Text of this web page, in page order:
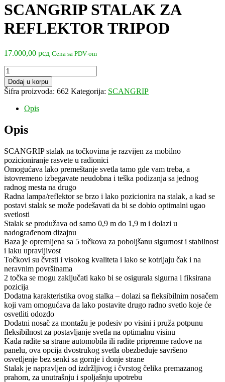
SCANGRIP STALAK ZA
REFLEKTOR TRIPOD
17.000,00 рсд Cena sa PDV-om
SCANGRIP
STALAK
ZA
REFLEKTOR
TRIPOD
količina
Dodaj u korpu
Šifra proizvoda: 662 Kategorija: SCANGRIP
Opis
Opis
SCANGRIP stalak na točkovima je razvijen za mobilno
pozicioniranje rasvete u radionici
Omogućava lako premeštanje svetla tamo gde vam treba, a
istovremeno izbegavate neudobna i teška podizanja sa jednog
radnog mesta na drugo
Radna lampa/reflektor se brzo i lako pozicionira na stalak, a kad se
postavi stalak se može podešavati da bi se dobio optimalni ugao
svetlosti
Stalak se produžava od samo 0,9 m do 1,9 m i dolazi u
nadograđenom dizajnu
Baza je opremljena sa 5 točkova za poboljšanu sigurnost i stabilnost
i laku upravljivost
Točkovi su čvrsti i visokog kvaliteta i lako se kotrljaju čak i na
neravnim površinama
2 točka se mogu zaključati kako bi se osigurala sigurna i fiksirana
pozicija
Dodatna karakteristika ovog stalka – dolazi sa fleksibilnim nosačem
koji vam omogućava da lako postavite drugo radno svetlo koje će
osvetliti odozdo
Dodatni nosač za montažu je podesiv po visini i pruža potpunu
fleksibilnost za postavljanje svetla na optimalnu visinu
Kada radite sa strane automobila ili radite pripremne radove na
panelu, ova opcija dvostrukog svetla obezbeđuje savršeno
osvetljenje bez senki sa gornje i donje strane
Stalak je napravljen od izdržljivog i čvrstog čelika premazanog
prahom, za unutrašnju i spoljašnju upotrebu